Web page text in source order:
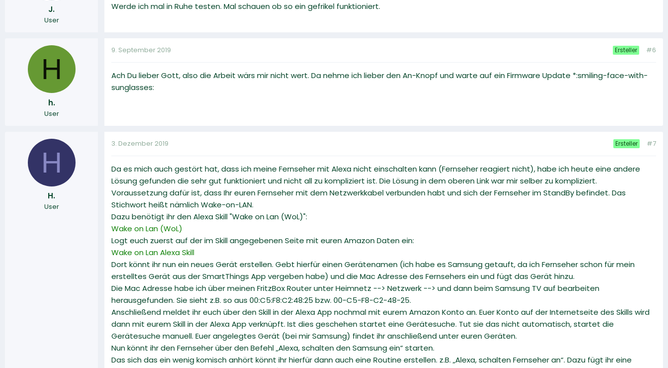
J.
User
Werde ich mal in Ruhe testen. Mal schauen ob so ein gefrikel funktioniert.
H
h.
User
9. September 2019 Ersteller #6
Ach Du lieber Gott, also die Arbeit wärs mir nicht wert. Da nehme ich lieber den An-Knopf und warte auf ein Firmware Update *:smiling-face-with-
sunglasses:
H
H.
User
3. Dezember 2019 Ersteller #7
Da es mich auch gestört hat, dass ich meine Fernseher mit Alexa nicht einschalten kann (Fernseher reagiert nicht), habe ich heute eine andere
Lösung gefunden die sehr gut funktioniert und nicht all zu kompliziert ist. Die Lösung in dem oberen Link war mir selber zu kompliziert.
Voraussetzung dafür ist, dass Ihr euren Fernseher mit dem Netzwerkkabel verbunden habt und sich der Fernseher im StandBy befindet. Das
Stichwort heißt nämlich Wake-on-LAN.
Dazu benötigt ihr den Alexa Skill "Wake on Lan (WoL)":
Wake on Lan (WoL)
Logt euch zuerst auf der im Skill angegebenen Seite mit euren Amazon Daten ein:
Wake on Lan Alexa Skill
Dort könnt ihr nun ein neues Gerät erstellen. Gebt hierfür einen Gerätenamen (ich habe es Samsung getauft, da ich Fernseher schon für mein
erstelltes Gerät aus der SmartThings App vergeben habe) und die Mac Adresse des Fernsehers ein und fügt das Gerät hinzu.
Die Mac Adresse habe ich über meinen FritzBox Router unter Heimnetz --> Netzwerk --> und dann beim Samsung TV auf bearbeiten
herausgefunden. Sie sieht z.B. so aus 00:C5:F8:C2:48:25 bzw. 00-C5-F8-C2-48-25.
Anschließend meldet ihr euch über den Skill in der Alexa App nochmal mit eurem Amazon Konto an. Euer Konto auf der Internetseite des Skills wird
dann mit eurem Skill in der Alexa App verknüpft. Ist dies geschehen startet eine Gerätesuche. Tut sie das nicht automatisch, startet die
Gerätesuche manuell. Euer angelegtes Gerät (bei mir Samsung) findet ihr anschließend unter euren Geräten.
Nun könnt ihr den Fernseher über den Befehl „Alexa, schalten den Samsung ein“ starten.
Das sich das ein wenig komisch anhört könnt ihr hierfür dann auch eine Routine erstellen. z.B. „Alexa, schalten Fernseher an“. Dazu fügt ihr eine